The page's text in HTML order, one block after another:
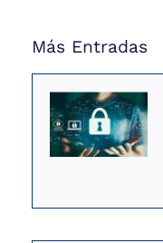
Más Entradas